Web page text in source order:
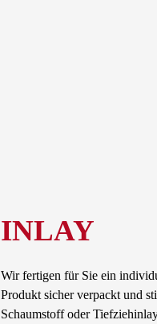
INLAY
Wir fertigen für Sie ein
Produkt sicher verpackt und
Schaumstoff oder